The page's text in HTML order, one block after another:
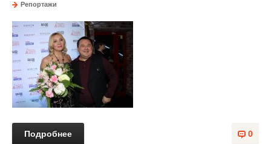
Репортажи
0
Подробнее